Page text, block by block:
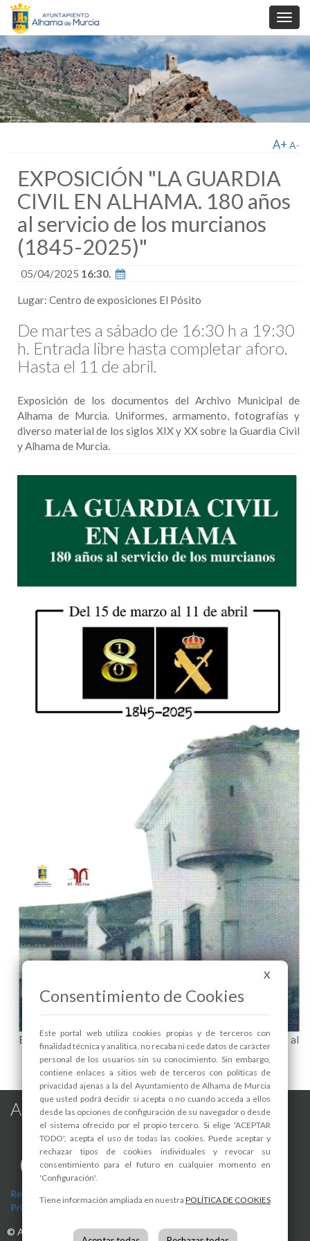
A+ A-
EXPOSICIÓN "LA GUARDIA
CIVIL EN ALHAMA. 180 años
al servicio de los murcianos
(1845-2025)"
05/04/2025 16:30.
Lugar: Centro de exposiciones El Pósito
De martes a sábado de 16:30 h a 19:30
h. Entrada libre hasta completar aforo.
Hasta el 11 de abril.
Exposición de los documentos del Archivo Municipal de
Alhama de Murcia. Uniformes, armamento, fotografías y
diverso material de los siglos XIX y XX sobre la Guardia Civil
y Alhama de Murcia.
EXPOSICIÓN "LA GUARDIA CIVIL EN ALHAMA. 180 años al
servicio de los murcianos (1845-2025)" - 1
Alhama de Murcia en las Redes
Registro de actividades de tratamiento Aviso Legal
Privacidad
Política de Cookies
© Ayuntamiento de Alhama de Murcia
X
Consentimiento de Cookies
Este portal web utiliza cookies propias y de terceros con
finalidad técnica y analítica, no recaba ni cede datos de carácter
personal de los usuarios sin su conocimiento. Sin embargo,
contiene enlaces a sitios web de terceros con políticas de
privacidad ajenas a la del Ayuntamiento de Alhama de Murcia
que usted podrá decidir si acepta o no cuando acceda a ellos
desde las opciones de configuración de su navegador o desde
el sistema ofrecido por el propio tercero. Si elige 'ACEPTAR
TODO', acepta el uso de todas las cookies. Puede aceptar y
rechazar tipos de cookies individuales y revocar su
consentimiento para el futuro en cualquier momento en
'Configuración'.
Tiene información ampliada en nuestra POLÍTICA DE COOKIES